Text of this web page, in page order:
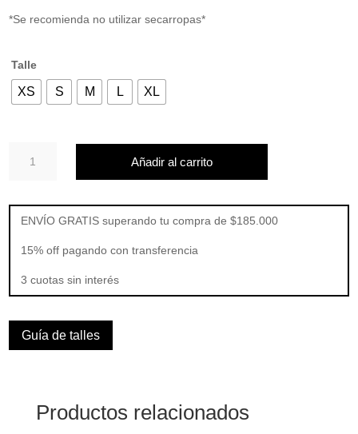
*Se recomienda no utilizar secarropas*
Talle
XS S M L XL
DESERVED
cantidad
Añadir al carrito
ENVÍO GRATIS superando tu compra de $185.000
15% off pagando con transferencia
3 cuotas sin interés
Guía de talles
Productos relacionados